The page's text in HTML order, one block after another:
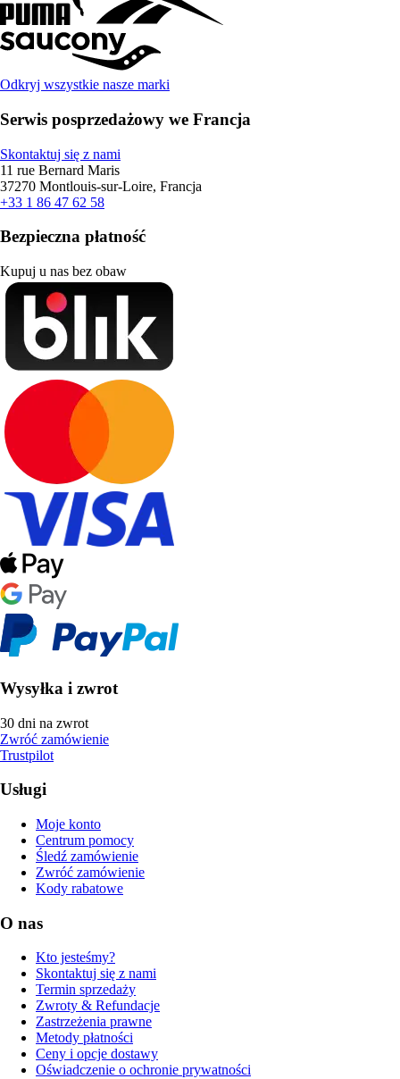
Odkryj wszystkie nasze marki
Serwis posprzedażowy we Francja
Skontaktuj się z nami
11 rue Bernard Maris
37270 Montlouis-sur-Loire, Francja
+33 1 86 47 62 58
Bezpieczna płatność
Kupuj u nas bez obaw
Wysyłka i zwrot
30 dni na zwrot
Zwróć zamówienie
Trustpilot
Usługi
Moje konto
Centrum pomocy
Śledź zamówienie
Zwróć zamówienie
Kody rabatowe
O nas
Kto jesteśmy?
Skontaktuj się z nami
Termin sprzedaży
Zwroty & Refundacje
Zastrzeżenia prawne
Metody płatności
Ceny i opcje dostawy
Oświadczenie o ochronie prywatności